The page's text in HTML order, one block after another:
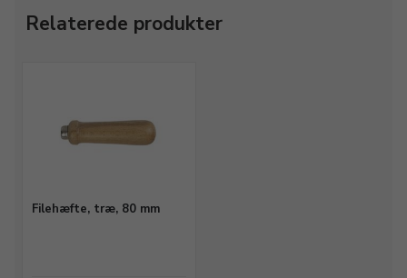
Relaterede produkter
Filehæfte, træ, 80 mm